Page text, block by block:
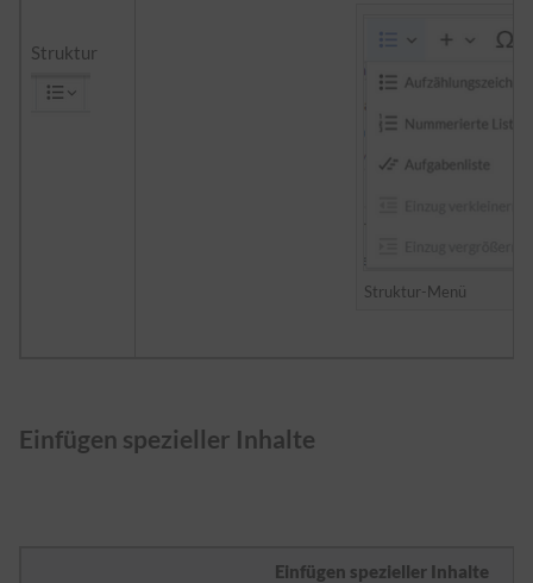
Struktur
Struktur-Menü
Einfügen spezieller Inhalte
Einfügen spezieller Inhalte